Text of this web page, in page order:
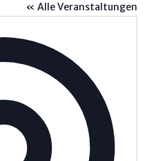
« Alle Veranstaltungen